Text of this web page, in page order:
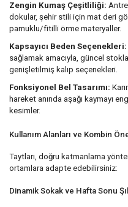
Zengin Kumaş Çeşitliliği:
dokular, şehir stili için mat deri
pamuklu/fitilli örme materyaller.
Kapsayıcı Beden Seçenekleri:
sağlamak amacıyla, güncel
genişletilmiş kalıp seçenekleri.
Fonksiyonel Bel Tasarımı:
hareket anında aşağı kaymayı
kesimler.
Kullanım Alanları ve Kombin
Taytları, doğru katmanlama
ortamlara adapte edebilirsiniz:
Dinamik Sokak ve Hafta Sonu